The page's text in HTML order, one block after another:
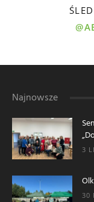
Najnowsze
3
30